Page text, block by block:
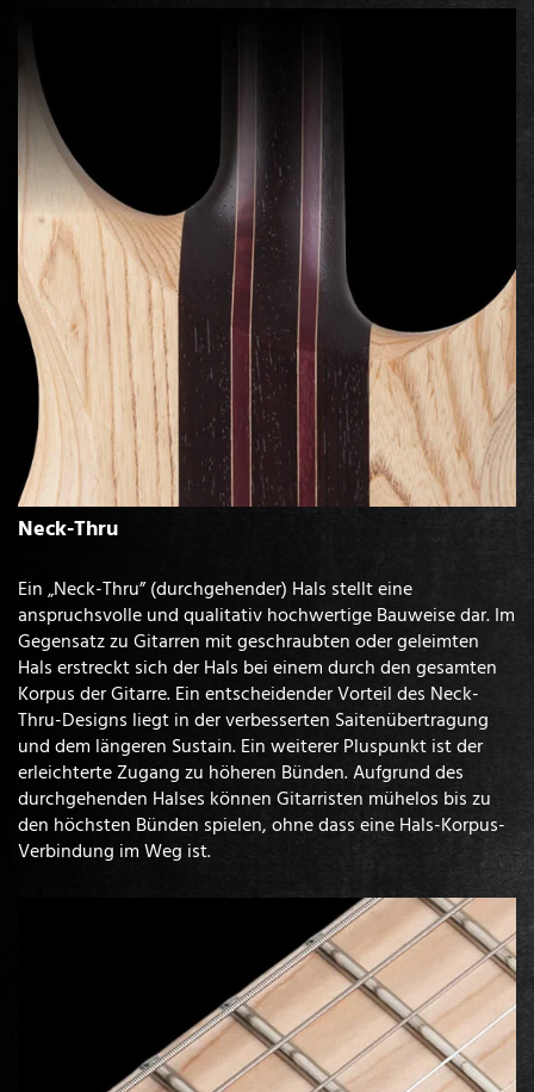
Neck-Thru
Ein „Neck-Thru” (durchgehender) Hals stellt eine
anspruchsvolle und qualitativ hochwertige Bauweise dar. Im
Gegensatz zu Gitarren mit geschraubten oder geleimten
Hals erstreckt sich der Hals bei einem durch den gesamten
Korpus der Gitarre. Ein entscheidender Vorteil des Neck-
Thru-Designs liegt in der verbesserten Saitenübertragung
und dem längeren Sustain. Ein weiterer Pluspunkt ist der
erleichterte Zugang zu höheren Bünden. Aufgrund des
durchgehenden Halses können Gitarristen mühelos bis zu
den höchsten Bünden spielen, ohne dass eine Hals-Korpus-
Verbindung im Weg ist.